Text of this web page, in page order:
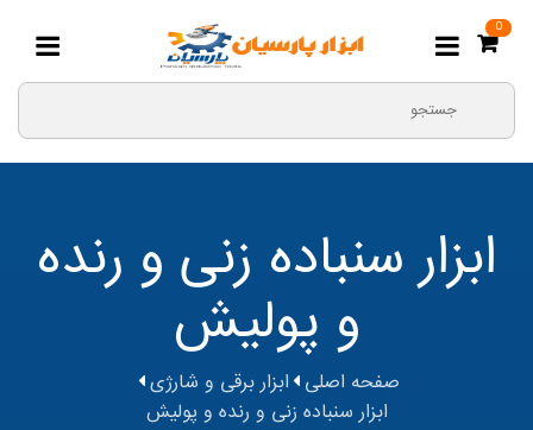
0
ابزار سنباده زنی و رنده
و پولیش
صفحه اصلی ابزار برقی و شارژی
ابزار سنباده زنی و رنده و پولیش